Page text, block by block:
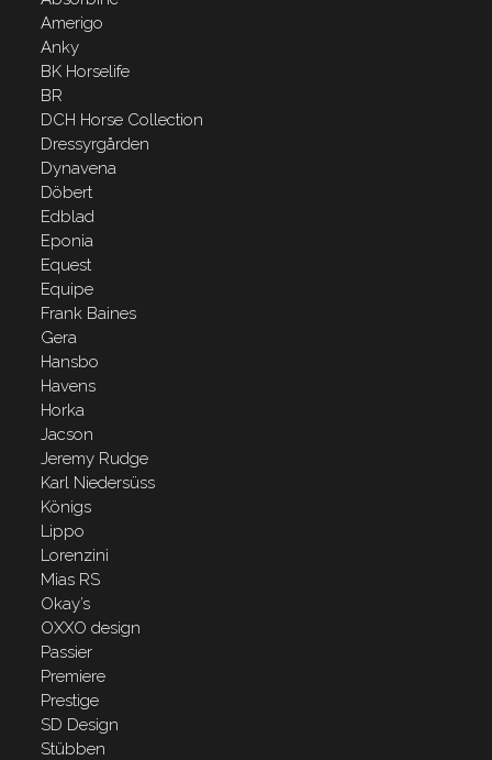
Amerigo
Anky
BK Horselife
BR
DCH Horse Collection
Dressyrgården
Dynavena
Döbert
Edblad
Eponia
Equest
Equipe
Frank Baines
Gera
Hansbo
Havens
Horka
Jacson
Jeremy Rudge
Karl Niedersüss
Königs
Lippo
Lorenzini
Mias RS
Okay’s
OXXO design
Passier
Premiere
Prestige
SD Design
Stübben